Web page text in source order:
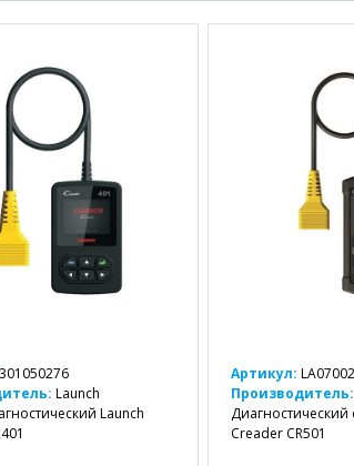
301050276
Launch
Launch
Артикул: LA07002
Производитель:
Диагностический
Creader CR501